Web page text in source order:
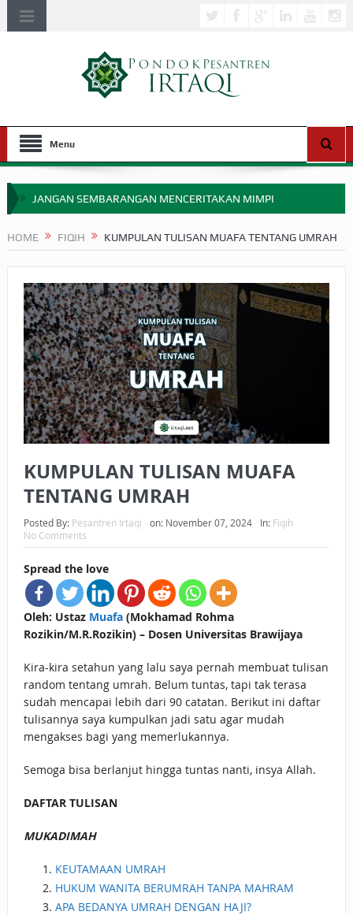
Menu
JANGAN SEMBARANGAN MENCERITAKAN MIMPI
APA HUKUM MEMPERCEPAT PEMBAYARAN ZAKAT
SEBELUM TIBA SAAT WAJIB?
HAKIKAT NIKMAT DI DUNIA!
BAGAIMANA CARA MEMBAYAR ZAKAT UANG?
UANG HARAM BISA MENJADI HALAL JIKA SEBAB
KEPEMILIKANNYA BERUBAH
ISTIDLAL BATIL VS ISTIDLAL SYAR’I
BAHASA CINTA KARENA ALLAH
HUKUM MEMBAYAR ZAKAT DENGAN CARA MENGANGSUR
HOME FIQIH KUMPULAN TULISAN MUAFA TENTANG UMRAH
KUMPULAN TULISAN MUAFA
TENTANG UMRAH
Posted By: Pesantren Irtaqi on: November 07, 2024 In: Fiqih
No Comments
Spread the love
Oleh: Ustaz Muafa(Mokhamad Rohma
Rozikin/M.R.Rozikin) – Dosen Universitas Brawijaya
Kira-kira setahun yang lalu saya pernah membuat tulisan
random tentang umrah. Belum tuntas, tapi tak terasa
sudah mencapai lebih dari 90 catatan. Berikut ini daftar
tulisannya saya kumpulkan jadi satu agar mudah
mengakses bagi yang memerlukannya.
Semoga bisa berlanjut hingga tuntas nanti, insya Allah.
DAFTAR TULISAN
MUKADIMAH
KEUTAMAAN UMRAH
HUKUM WANITA BERUMRAH TANPA MAHRAM
APA BEDANYA UMRAH DENGAN HAJI?